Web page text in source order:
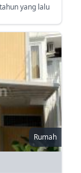
yang lalu
Rumah